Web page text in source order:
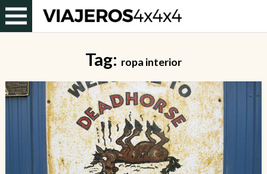
Tag: ropa interior